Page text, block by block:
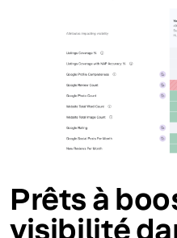
Prêts à
visibilité